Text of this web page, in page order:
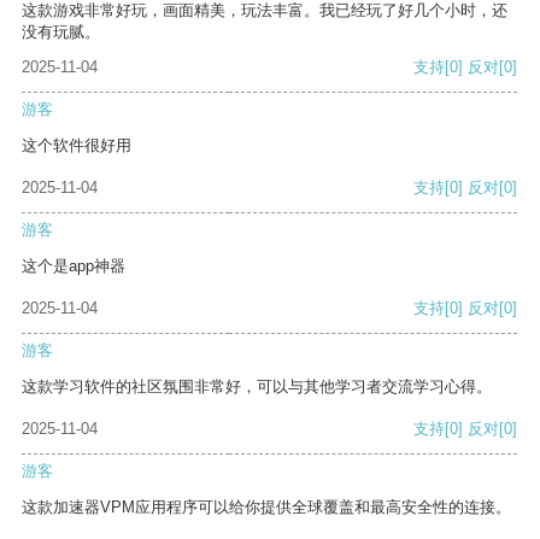
这款游戏非常好玩，画面精美，玩法丰富。我已经玩了好几个小时，还
没有玩腻。
2025-11-04
支持[0] 反对[0]
游客
这个软件很好用
2025-11-04 支持[0] 反对[0]
游客
这个是app神器
2025-11-04 支持[0] 反对[0]
游客
这款学习软件的社区氛围非常好，可以与其他学习者交流学习心得。
2025-11-04 支持[0] 反对[0]
游客
这款加速器VPM应用程序可以给你提供全球覆盖和最高安全性的连接。